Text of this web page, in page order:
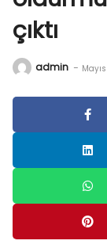
çıktı
admin -